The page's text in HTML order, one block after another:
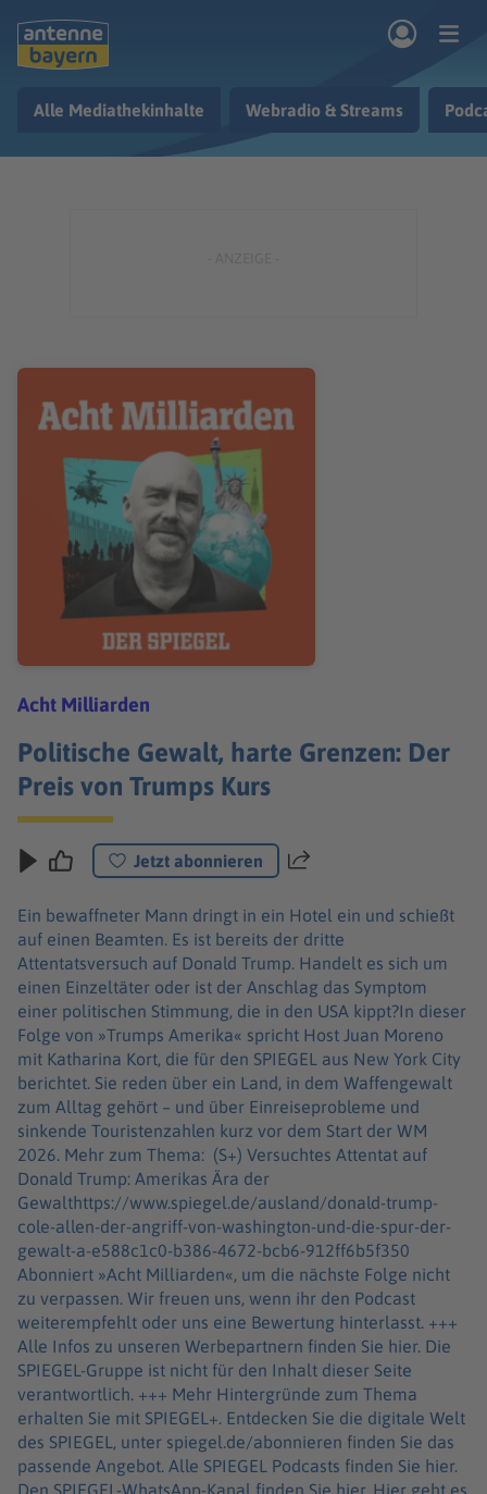
Kontakt
Alle Mediathekinhalte Webradio & Streams
Acht Milliarden
Politische Gewalt, harte Grenzen: Der
Preis von Trumps Kurs
Jetzt abonnieren Teilen
Ein bewaffneter Mann dringt in ein Hotel ein und schießt
auf einen Beamten. Es ist bereits der dritte
Attentatsversuch auf Donald Trump. Handelt es sich um
einen Einzeltäter oder ist der Anschlag das Symptom
einer politischen Stimmung, die in den USA kippt?In dieser
Folge von »Trumps Amerika« spricht Host Juan Moreno
mit Katharina Kort, die für den SPIEGEL aus New York City
berichtet. Sie reden über ein Land, in dem Waffengewalt
zum Alltag gehört – und über Einreiseprobleme und
sinkende Touristenzahlen kurz vor dem Start der WM
2026. Mehr zum Thema: (S+) Versuchtes Attentat auf
Donald Trump: Amerikas Ära der
Gewalthttps://www.spiegel.de/ausland/donald-trump-
cole-allen-der-angriff-von-washington-und-die-spur-der-
gewalt-a-e588c1c0-b386-4672-bcb6-912ff6b5f350
Abonniert »Acht Milliarden«, um die nächste Folge nicht
zu verpassen. Wir freuen uns, wenn ihr den Podcast
weiterempfehlt oder uns eine Bewertung hinterlasst. +++
Alle Infos zu unseren Werbepartnern finden Sie hier. Die
SPIEGEL-Gruppe ist nicht für den Inhalt dieser Seite
verantwortlich. +++ Mehr Hintergründe zum Thema
erhalten Sie mit SPIEGEL+. Entdecken Sie die digitale Welt
des SPIEGEL, unter spiegel.de/abonnieren finden Sie das
passende Angebot. Alle SPIEGEL Podcasts finden Sie hier.
Den SPIEGEL-WhatsApp-Kanal finden Sie hier. Hier geht es